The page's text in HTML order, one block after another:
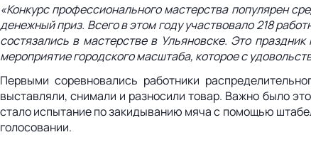
«Конкурс профессионального мастерства популярен
денежный приз. Всего в этом году участвовало 218
состязались в мастерстве в Ульяновске. Это
мероприятие городского масштаба, которое с
Первыми соревновались работники
выставляли, снимали и разносили товар. Важно было
стало испытание по закидыванию мяча с помощью
голосовании.